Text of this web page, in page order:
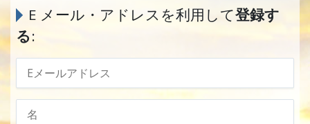
E メール・アドレスを利用して登録す
る: